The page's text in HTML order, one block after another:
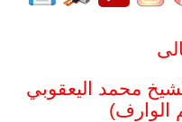
محمد اليعقوبي
الوارف)